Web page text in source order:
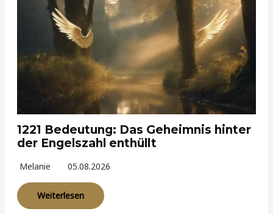
1221 Bedeutung: Das Geheimnis hinter
der Engelszahl enthüllt
Melanie 05.08.2026
Weiterlesen